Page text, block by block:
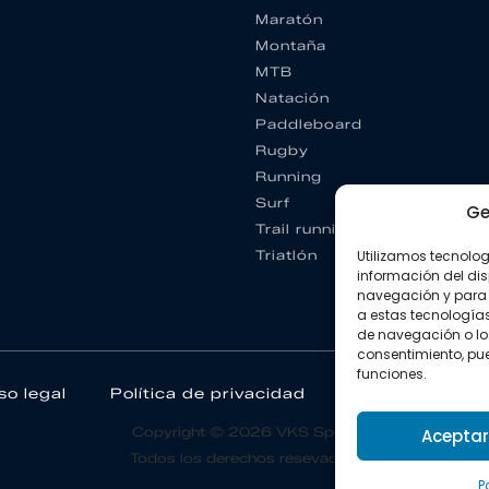
Utilizamos
información del
navegación y para
a estas
de navegación o
consentimiento,
funciones.
Aceptar
Maratón
Montaña
MTB
Natación
Paddleboard
Rugby
Running
Surf
Trail running
Triatlón
legal Política de privacidad
Copyright © 2026 VKS Sport.
Todos los derechos resevados.